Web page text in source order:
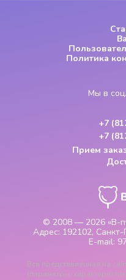
© 2008 — 2026 «В-
Адрес: 192102,
E-mail:
Политика
Мы в
+7
+7
Прием
Вся представленная на
(параметры,